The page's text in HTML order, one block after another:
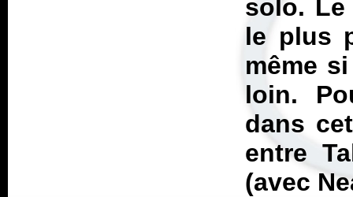
solo. Le
le plus
même
loin.
dans
entre
(avec